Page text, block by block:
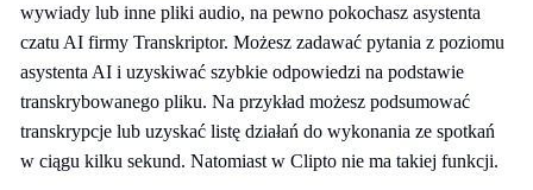
wywiady lub inne pliki audio, na pewno pokochasz asystenta
czatu AI firmy Transkriptor. Możesz zadawać pytania z poziomu
asystenta AI i uzyskiwać szybkie odpowiedzi na podstawie
transkrybowanego pliku. Na przykład możesz podsumować
transkrypcje lub uzyskać listę działań do wykonania ze spotkań
w ciągu kilku sekund. Natomiast w Clipto nie ma takiej funkcji.